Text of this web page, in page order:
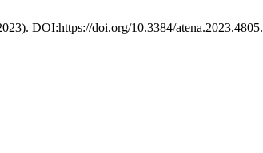
DOI:https://doi.org/10.3384/atena.2023.4805.